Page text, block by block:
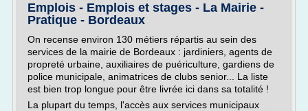
Emplois - Emplois et stages - La Mairie -
Pratique - Bordeaux
On recense environ 130 métiers répartis au sein des
services de la mairie de Bordeaux : jardiniers, agents de
propreté urbaine, auxiliaires de puériculture, gardiens de
police municipale, animatrices de clubs senior... La liste
est bien trop longue pour être livrée ici dans sa totalité !
La plupart du temps, l'accès aux services municipaux